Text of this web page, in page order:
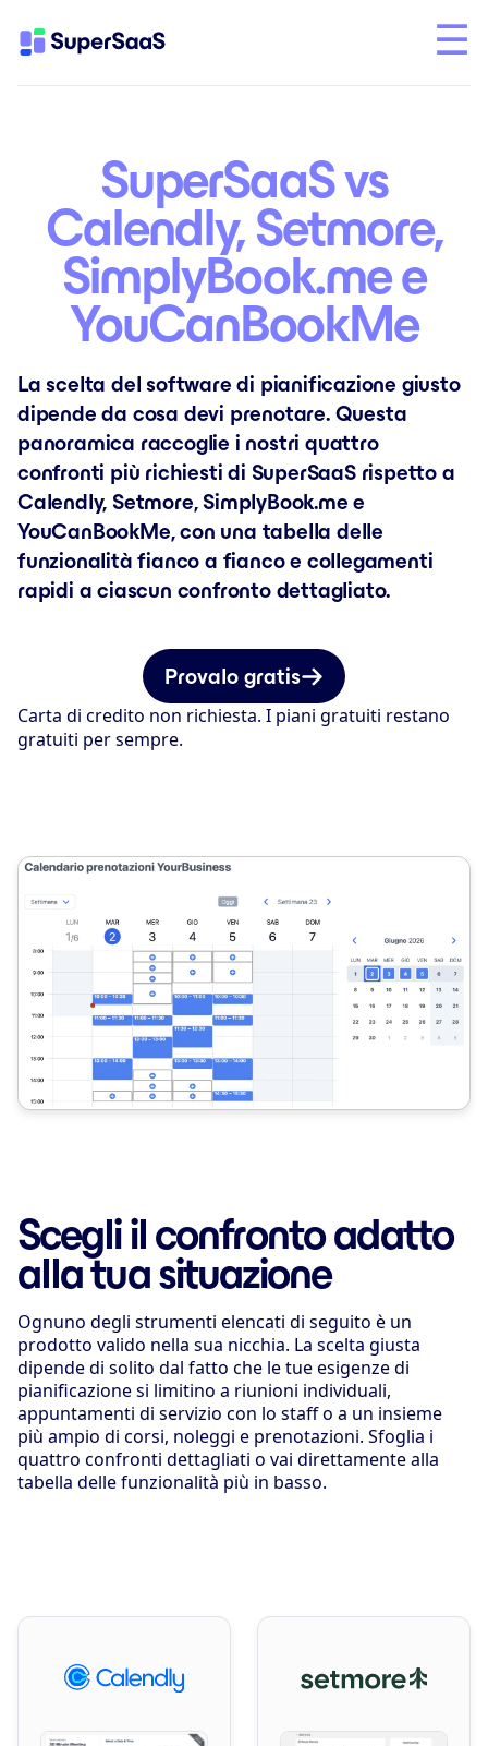
SuperSaaS vs
Calendly, Setmore,
SimplyBook.me e
YouCanBookMe
La scelta del software di pianificazione giusto
dipende da cosa devi prenotare. Questa
panoramica raccoglie i nostri quattro
confronti più richiesti di SuperSaaS rispetto a
Calendly, Setmore, SimplyBook.me e
YouCanBookMe, con una tabella delle
funzionalità fianco a fianco e collegamenti
rapidi a ciascun confronto dettagliato.
Provalo gratis
Carta di credito non richiesta. I piani gratuiti restano
gratuiti per sempre.
Scegli il confronto adatto
alla tua situazione
Ognuno degli strumenti elencati di seguito è un
prodotto valido nella sua nicchia. La scelta giusta
dipende di solito dal fatto che le tue esigenze di
pianificazione si limitino a riunioni individuali,
appuntamenti di servizio con lo staff o a un insieme
più ampio di corsi, noleggi e prenotazioni. Sfoglia i
quattro confronti dettagliati o vai direttamente alla
tabella delle funzionalità più in basso.